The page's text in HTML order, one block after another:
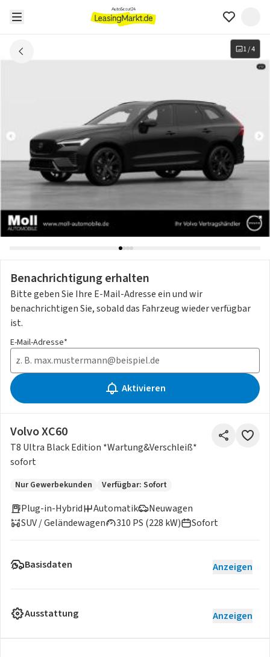
1/4
Benachrichtigung erhalten
Bitte geben Sie Ihre E-Mail-Adresse ein und wir
benachrichtigen Sie, sobald das Fahrzeug wieder verfügbar
ist.
E-Mail-Adresse*
Aktivieren
Volvo XC60
T8 Ultra Black Edition *Wartung&Verschleiß*
sofort
Nur Gewerbekunden Verfügbar: Sofort
Plug-in-Hybrid
Neuwagen
310 PS (228 kW)
Automatik
SUV / Geländewagen
Sofort
Basisdaten Anzeigen
Ausstattung Anzeigen